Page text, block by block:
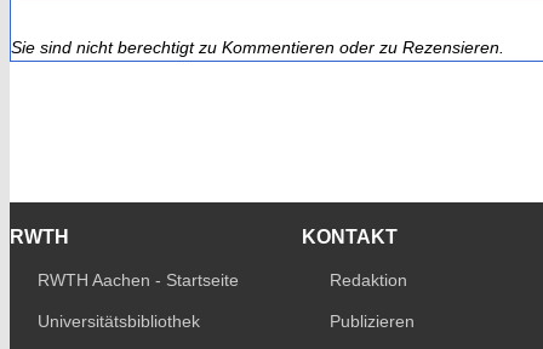
Sie sind nicht berechtigt zu Kommentieren oder zu Rezensieren.
RWTH
RWTH Aachen - Startseite
Universitätsbibliothek
KONTAKT
Redaktion
Publizieren